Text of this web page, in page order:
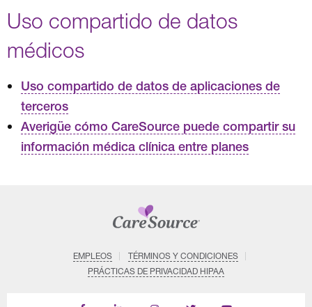
Uso compartido de datos
médicos
Uso compartido de datos de aplicaciones de
terceros
Averigüe cómo CareSource puede compartir su
información médica clínica entre planes
EMPLEOS
TÉRMINOS Y CONDICIONES
PRÁCTICAS DE PRIVACIDAD HIPAA